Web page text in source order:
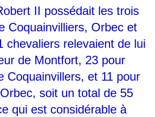
II possédait les trois
Coquainvilliers, Orbec et
chevaliers relevaient de lui
de Montfort, 23 pour
Coquainvillers, et 11 pour
soit un total de 55
qui est considérable à